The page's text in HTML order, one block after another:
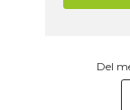
Del